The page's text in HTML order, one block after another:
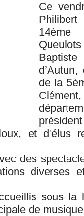
Ce
14ème
de la
et d’élus
des
diverses
sous la
de